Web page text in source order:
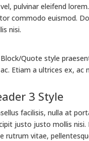
pulvinar eleifend
commodo euismod.
nisi.
Block/Quote style
ac. Etiam a ultrices ex, ac
3 Style
facilisis, nulla at
justo justo mollis
rutrum vitae,